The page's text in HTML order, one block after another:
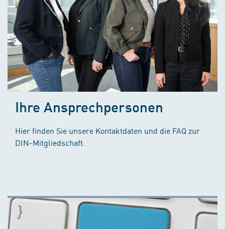
Ihre Ansprechpersonen
Hier finden Sie unsere Kontaktdaten und die FAQ zur
DIN-Mitgliedschaft.